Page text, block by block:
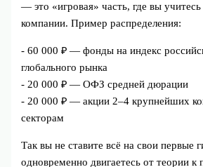
— это «игровая» часть, где вы учитесь
компании. Пример распределения:
- 60 000 ₽ — фонды на индекс
глобального рынка
- 20 000 ₽ — ОФЗ средней дюрации
- 20 000 ₽ — акции 2–4 крупнейших
секторам
Так вы не ставите всё на свои первые
одновременно двигаетесь от теории к